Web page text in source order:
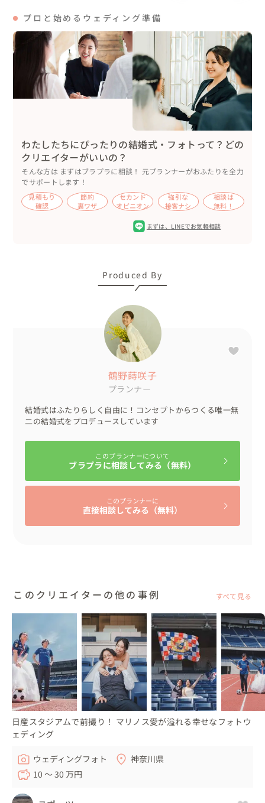
【お互いへのサプライズ】
💌 ファーストミートで新婦から新郎へ、心を込めた手紙
新婦が今まで伝えられなかった想いを綴った手紙を、新郎
の前で朗読。
涙をこらえながら、一生懸命伝えるその姿に、会場中が感
動に包まれました。
披露宴の結びに、新郎から新婦へ100本のバラ
新郎の一途な想いが詰まったサプライズに、新婦も驚きと
感動でいっぱいの表情に。
ロマンチックな演出に、ゲストからも大きな拍手が沸き起
こりました。
らも「今までで一番おいしい！」と大絶賛！
料理を大切に考えていたふたりにとっても、まさに理想の
音楽家として、そしてYouTuberとしても活躍するふた
数十万人のフォロワーとともに、これからも"音楽×愛×
笑顔"に満ちた日々を歩んでいきます。
当に幸せに思います✨
✨「プランナー鶴野」はこんなカップルにオススメ！
✔ 自分たちらしい結婚式を叶えたい！
したい！
✔ 型にはまらない自由なウェディングがしたい！
プロと始めるウェディング準備
わたしたちにぴったりの結婚式・フォトって？どの
クリエイターがいいの？
そんな方は まずはブラプラに相談！ 元プランナーがおふたりを全力
でサポートします！
見積もり
確認
節約
裏ワザ
セカンド
オピニオン
強引な
接客ナシ
相談は
無料！
まずは、 LINEでお気軽相談
Produced By
鶴野蒔咲子
プランナー
結婚式はふたりらしく自由に！コンセプトからつくる唯一無
二の結婚式をプロデュースしています
このプランナーについて
ブラプラに相談してみる（無料）
このプランナーに
直接相談してみる（無料）
このクリエイターの他の事例 すべて見る
日産スタジアムで前撮り！ マリノス愛が溢れる幸せなフォトウ
ェディング
ウェディングフォト
神奈川県
10 〜 30 万円